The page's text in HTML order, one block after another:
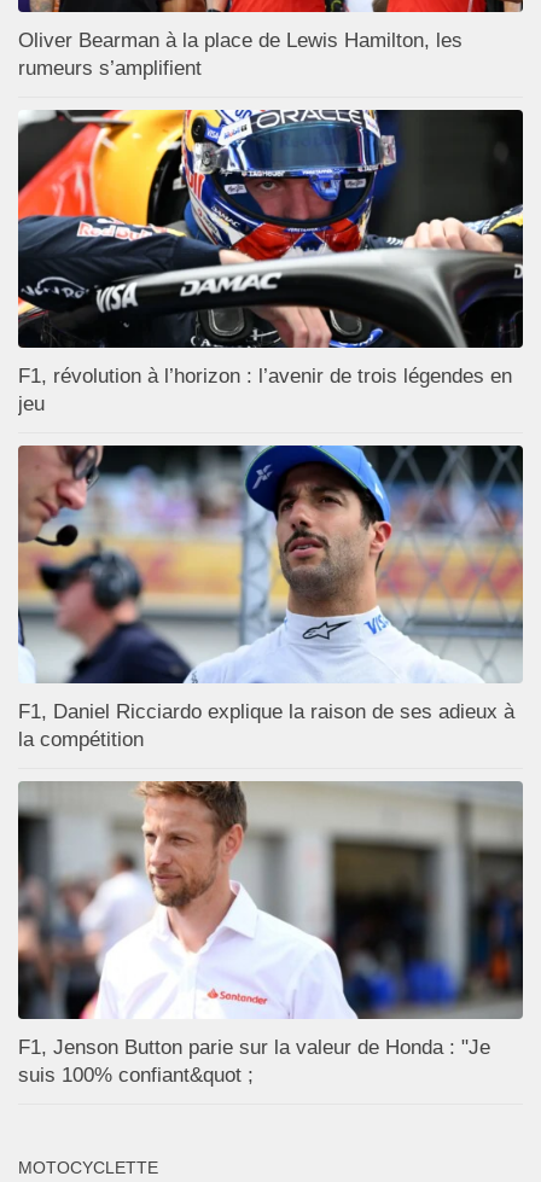
Oliver Bearman à la place de Lewis Hamilton, les
rumeurs s’amplifient
F1, révolution à l’horizon : l’avenir de trois légendes en
jeu
F1, Daniel Ricciardo explique la raison de ses adieux à
la compétition
F1, Jenson Button parie sur la valeur de Honda : "Je
suis 100% confiant&quot ;
MOTOCYCLETTE